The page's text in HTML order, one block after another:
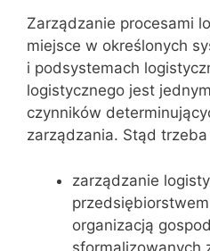
Zarządzanie procesami
miejsce w określonych
i podsystemach
logistycznego jest
czynników
zarządzania. Stąd
zarządzanie
organizacją
sformalizowanych